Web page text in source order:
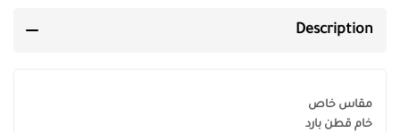
Description
مقاس خاص
خام قطن بارد